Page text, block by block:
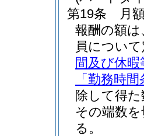
第19条
月
報酬の額
員につい
間及び休
「勤務時
除して得
その端数
る。